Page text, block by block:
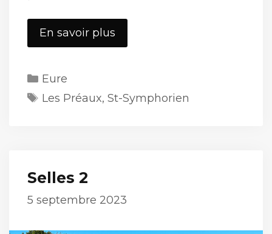
En savoir plus
Symphorien
Catégories
Eure
Étiquettes
Les Préaux, St-Symphorien
Selles 2
5 septembre 2023